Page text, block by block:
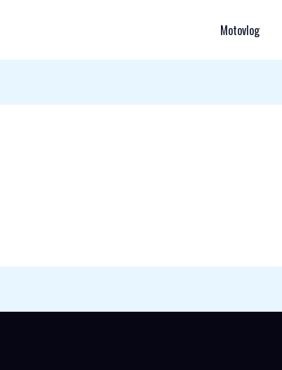
Motovlog